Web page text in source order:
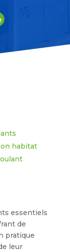
habitat
essentiels
de
pratique
leur